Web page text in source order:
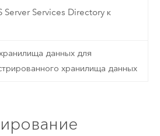
Server Services Directory к
данных для
хранилища данных